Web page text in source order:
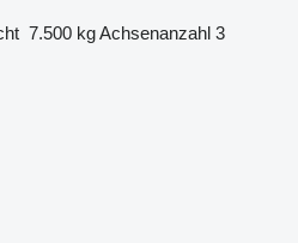
7.500 kgAchsenanzahl 3